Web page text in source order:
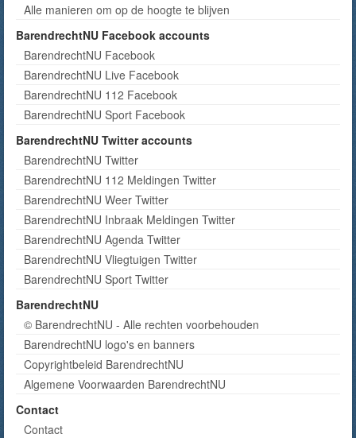
Alle manieren om op de hoogte te blijven
BarendrechtNU Facebook accounts
BarendrechtNU Facebook
BarendrechtNU Live Facebook
BarendrechtNU 112 Facebook
BarendrechtNU Sport Facebook
BarendrechtNU Twitter accounts
BarendrechtNU Twitter
BarendrechtNU 112 Meldingen Twitter
BarendrechtNU Weer Twitter
BarendrechtNU Inbraak Meldingen Twitter
BarendrechtNU Agenda Twitter
BarendrechtNU Vliegtuigen Twitter
BarendrechtNU Sport Twitter
BarendrechtNU
© BarendrechtNU - Alle rechten voorbehouden
BarendrechtNU logo's en banners
Copyrightbeleid BarendrechtNU
Algemene Voorwaarden BarendrechtNU
Contact
Contact